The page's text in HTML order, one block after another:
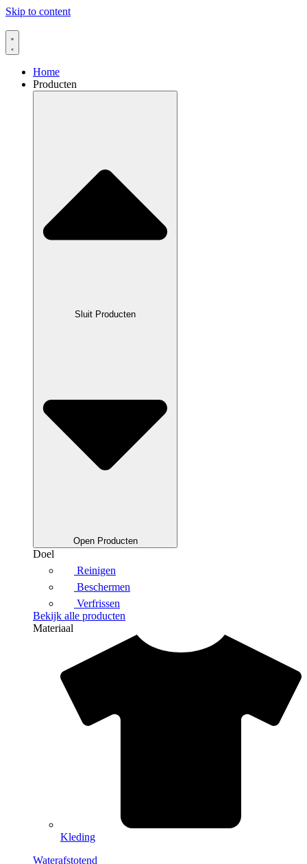
Skip to content
Home
Producten
Sluit Producten
Open Producten
Doel
Reinigen
Beschermen
Verfrissen
Bekijk alle producten
Materiaal
Kleding
Waterafstotend